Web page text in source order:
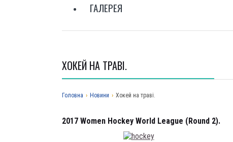
ГАЛЕРЕЯ
ХОКЕЙ НА ТРАВІ.
Головна › Новини › Хокей на траві.
2017 Women Hockey World League (Round 2).